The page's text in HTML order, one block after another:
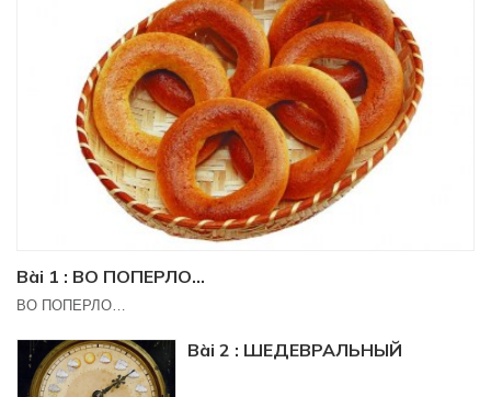
Bài 1 : ВО ПОПЕРЛО…
ВО ПОПЕРЛО…
Bài 2 : ШЕДЕВРАЛЬНЫЙ